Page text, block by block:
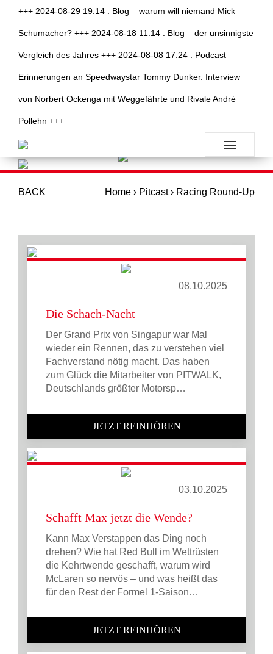
+++ 2024-08-29 19:14 : Blog – warum will niemand Mick
Schumacher? +++ 2024-08-18 11:14 : Blog – der unsinnigste
Vergleich des Jahres +++ 2024-08-08 17:24 : Podcast –
Erinnerungen an Speedwaystar Tommy Dunker. Interview
von Norbert Ockenga mit Weggefährte und Rivale André
Pollehn +++
BACK Home › Pitcast› Racing Round-Up
08.10.2025
Die Schach-Nacht
Der Grand Prix von Singapur war Mal
wieder ein Rennen, das zu verstehen viel
Fachverstand nötig macht. Das haben
zum Glück die Mitarbeiter von PITWALK,
Deutschlands größter Motorsp…
JETZT REINHÖREN
03.10.2025
Schafft Max jetzt die Wende?
Kann Max Verstappen das Ding noch
drehen? Wie hat Red Bull im Wettrüsten
die Kehrtwende geschafft, warum wird
McLaren so nervös – und was heißt das
für den Rest der Formel 1-Saison…
JETZT REINHÖREN